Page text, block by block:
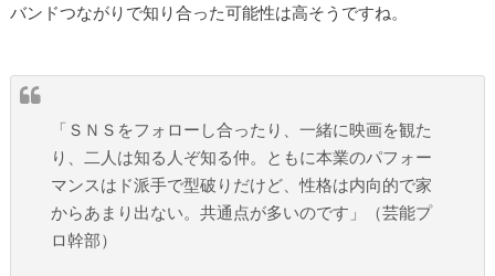
バンドつながりで知り合った可能性は高そうですね。
「ＳＮＳをフォローし合ったり、一緒に映画を観た
り、二人は知る人ぞ知る仲。ともに本業のパフォー
マンスはド派手で型破りだけど、性格は内向的で家
からあまり出ない。共通点が多いのです」（芸能プ
ロ幹部）